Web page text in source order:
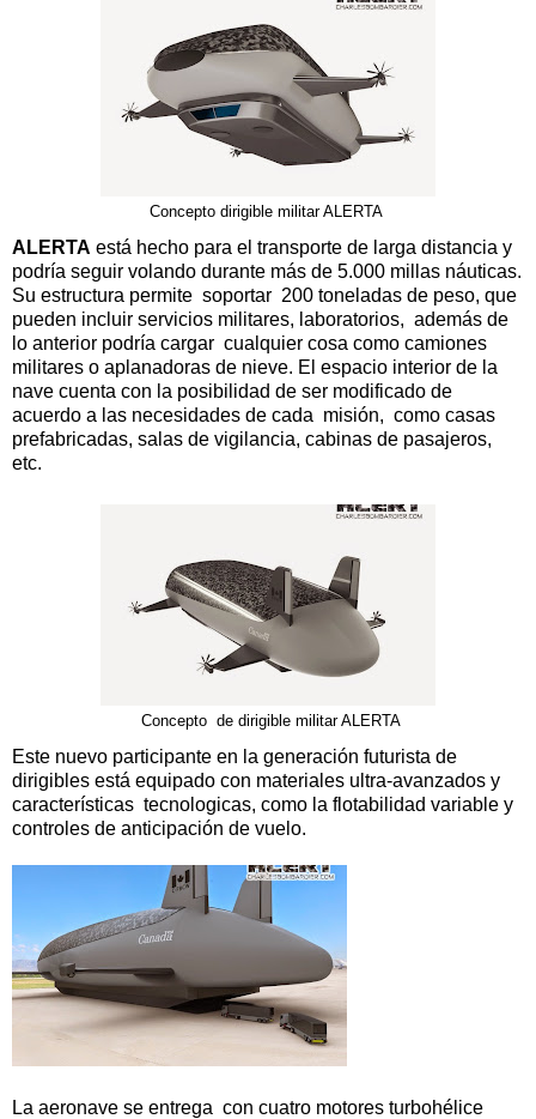
Concepto dirigible militar ALERTA
ALERTA está hecho para el transporte de larga distancia y
podría seguir volando durante más de 5.000 millas náuticas.
Su estructura permite soportar 200 toneladas de peso, que
pueden incluir servicios militares, laboratorios, además de
lo anterior podría cargar cualquier cosa como camiones
militares o aplanadoras de nieve. El espacio interior de la
nave cuenta con la posibilidad de ser modificado de
acuerdo a las necesidades de cada misión, como casas
prefabricadas, salas de vigilancia, cabinas de pasajeros,
etc.
Concepto de dirigible militar ALERTA
Este nuevo participante en la generación futurista de
dirigibles está equipado con materiales ultra-avanzados y
características tecnologicas, como la flotabilidad variable y
controles de anticipación de vuelo.
La aeronave se entrega con cuatro motores turbohélice